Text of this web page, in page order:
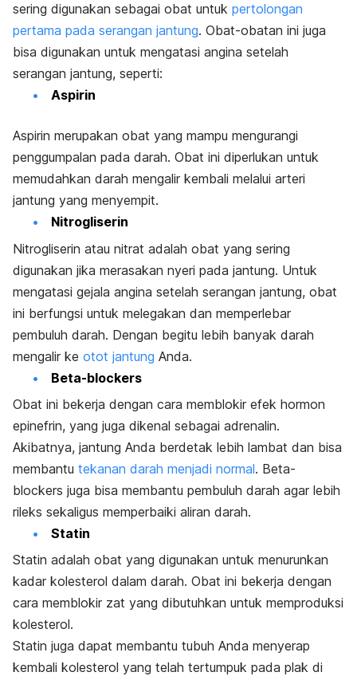
sering digunakan sebagai obat untuk pertolongan
pertama pada serangan jantung. Obat-obatan ini juga
bisa digunakan untuk mengatasi angina setelah
serangan jantung, seperti:
Aspirin
Aspirin merupakan obat yang mampu mengurangi
penggumpalan pada darah. Obat ini diperlukan untuk
memudahkan darah mengalir kembali melalui arteri
jantung yang menyempit.
Nitrogliserin
Nitrogliserin atau nitrat adalah obat yang sering
digunakan jika merasakan nyeri pada jantung. Untuk
mengatasi gejala angina setelah serangan jantung, obat
ini berfungsi untuk melegakan dan memperlebar
pembuluh darah. Dengan begitu lebih banyak darah
mengalir ke otot jantung Anda.
Beta-blockers
Obat ini bekerja dengan cara memblokir efek hormon
epinefrin, yang juga dikenal sebagai adrenalin.
Akibatnya, jantung Anda berdetak lebih lambat dan bisa
membantu tekanan darah menjadi normal. Beta-
blockers juga bisa membantu pembuluh darah agar lebih
rileks sekaligus memperbaiki aliran darah.
Statin
Statin adalah obat yang digunakan untuk menurunkan
kadar kolesterol dalam darah. Obat ini bekerja dengan
cara memblokir zat yang dibutuhkan untuk memproduksi
kolesterol.
Statin juga dapat membantu tubuh Anda menyerap
kembali kolesterol yang telah tertumpuk pada plak di